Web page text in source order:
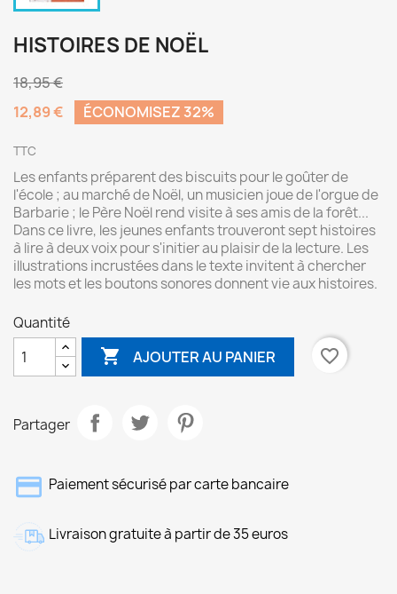
HISTOIRES DE NOËL
18,95 €
12,89 €
ÉCONOMISEZ 32%
TTC
Les enfants préparent des biscuits pour le goûter de
l'école ; au marché de Noël, un musicien joue de l'orgue de
Barbarie ; le Père Noël rend visite à ses amis de la forêt...
Dans ce livre, les jeunes enfants trouveront sept histoires
à lire à deux voix pour s'initier au plaisir de la lecture. Les
illustrations incrustées dans le texte invitent à chercher
les mots et les boutons sonores donnent vie aux histoires.
Quantité
 AJOUTER AU PANIER favorite_border
Partager
Paiement sécurisé par carte bancaire
Livraison gratuite à partir de 35 euros